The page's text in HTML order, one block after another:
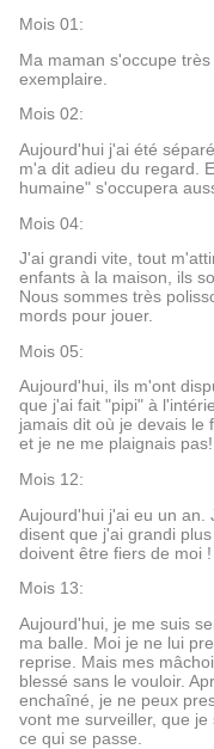
Mois 01:
Ma maman s'occupe
exemplaire.
Mois 02:
Aujourd'hui j'ai été
m'a dit adieu du regard.
humaine" s'occupera
Mois 04:
J'ai grandi vite, tout
enfants à la maison, ils
Nous sommes très
mords pour jouer.
Mois 05:
Aujourd'hui, ils m'ont
que j'ai fait "pipi" à
jamais dit où je devais le
et je ne me plaignais pas!
Mois 12:
Aujourd'hui j'ai eu un an.
disent que j'ai grandi
doivent être fiers de moi !
Mois 13:
Aujourd'hui, je me suis
ma balle. Moi je ne lui
reprise. Mais mes
blessé sans le vouloir.
enchaîné, je ne peux
vont me surveiller, que
ce qui se passe.